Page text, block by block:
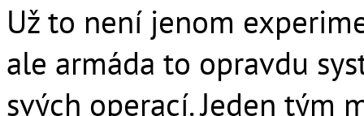
Už to není jenom
ale armáda to opravdu
svých operací. Jeden tým